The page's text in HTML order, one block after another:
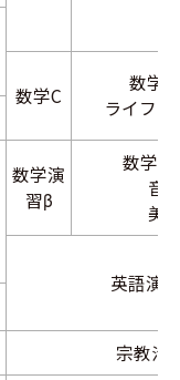
数学C
数学
ライフ
数学演
習β
数学
音
美
英語演
宗教活